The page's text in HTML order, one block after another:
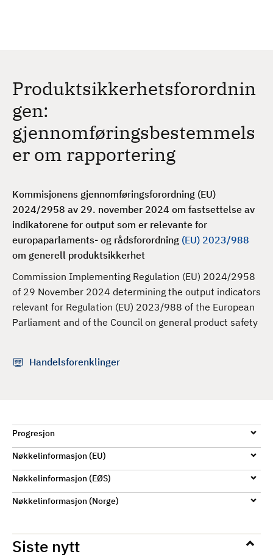
Produktsikkerhetsforordnin
gen:
gjennomføringsbestemmels
er om rapportering
Kommisjonens gjennomføringsforordning (EU)
2024/2958 av 29. november 2024 om fastsettelse av
indikatorene for output som er relevante for
europaparlaments- og rådsforordning (EU) 2023/988
om generell produktsikkerhet
Commission Implementing Regulation (EU) 2024/2958
of 29 November 2024 determining the output indicators
relevant for Regulation (EU) 2023/988 of the European
Parliament and of the Council on general product safety
Handelsforenklinger
Progresjon
Nøkkelinformasjon (EU)
Nøkkelinformasjon (EØS)
Nøkkelinformasjon (Norge)
Siste nytt